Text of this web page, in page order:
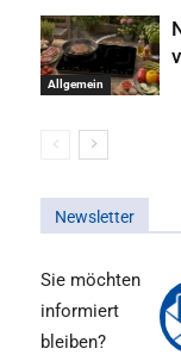
Allgemein
Newsletter
Sie möchten
informiert
bleiben?